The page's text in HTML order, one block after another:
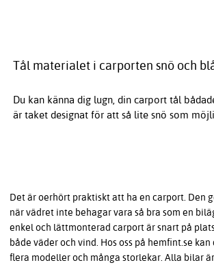
Tål materialet i carporten snö och
Du kan känna dig lugn, din carport tål
är taket designat för att så lite snö som
Det är oerhört praktiskt att ha en carport. Den
när vädret inte behagar vara så bra som en
enkel och lättmonterad carport är snart på
både väder och vind. Hos oss på hemfint.se
flera modeller och många storlekar. Alla bilar